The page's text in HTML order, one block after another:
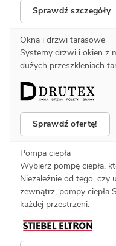
Sprawdź szczegóły
Okna i drzwi tarasowe
Systemy drzwi i okien z
dużych przeszkleniach
Sprawdź ofertę!
Pompa ciepła
Wybierz pompę ciepła,
Niezależnie od tego,
zewnątrz, pompy ciepła
każdej przestrzeni.